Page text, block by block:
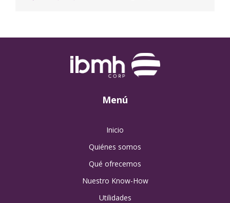
Menú
Inicio
Quiénes somos
Qué ofrecemos
Nuestro Know-How
Utilidades